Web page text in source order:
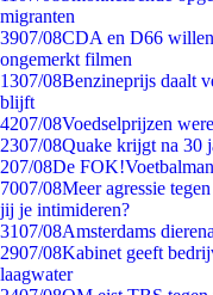
migranten
3907/08CDA en D66
ongemerkt filmen
1307/08Benzineprijs daalt
blijft
4207/08Voedselprijzen
2307/08Quake krijgt na 30
207/08De
7007/08Meer agressie
jij je intimideren?
3107/08Amsterdams
2907/08Kabinet geeft
laagwater